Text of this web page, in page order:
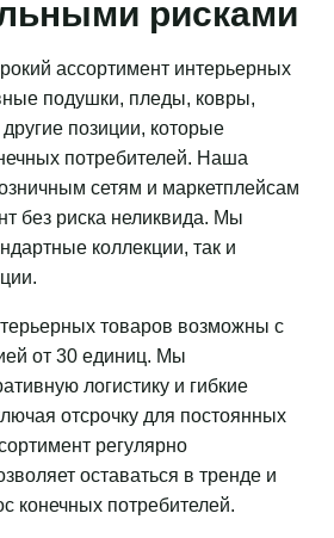
рисками
ассортимент интерьерных
подушки, пледы, ковры,
позиции, которые
потребителей. Наша
сетям и маркетплейсам
без риска неликвида. Мы
коллекции, так и
товаров возможны с
от 30 единиц. Мы
логистику и гибкие
отсрочку для постоянных
регулярно
оставаться в тренде и
конечных потребителей.